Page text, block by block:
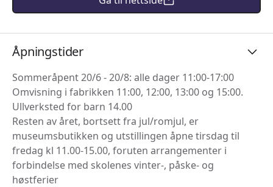
Åpningstider
Sommeråpent 20/6 - 20/8: alle dager 11:00-17:00
Omvisning i fabrikken 11:00, 12:00, 13:00 og 15:00.
Ullverksted for barn 14.00
Resten av året, bortsett fra jul/romjul, er
museumsbutikken og utstillingen åpne tirsdag til
fredag kl 11.00-15.00, foruten arrangementer i
forbindelse med skolenes vinter-, påske- og
høstferier